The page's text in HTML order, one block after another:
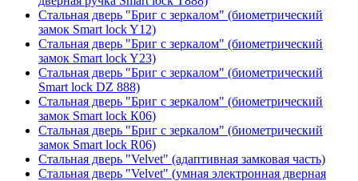
Стальная дверь "Бриг с зеркалом" (биометрический
замок Smart lock Y12)
Стальная дверь "Бриг с зеркалом" (биометрический
замок Smart lock Y23)
Стальная дверь "Бриг с зеркалом" (биометрический
Smart lock DZ 888)
Стальная дверь "Бриг с зеркалом" (биометрический
замок Smart lock К06)
Стальная дверь "Бриг с зеркалом" (биометрический
замок Smart lock R06)
Стальная дверь "Velvet" (адаптивная замковая часть)
Стальная дверь "Velvet" (умная электронная дверная